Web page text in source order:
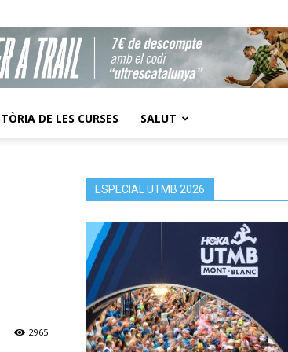
DE LES CURSES SALUT
2965
ESPECIAL UTMB 2026